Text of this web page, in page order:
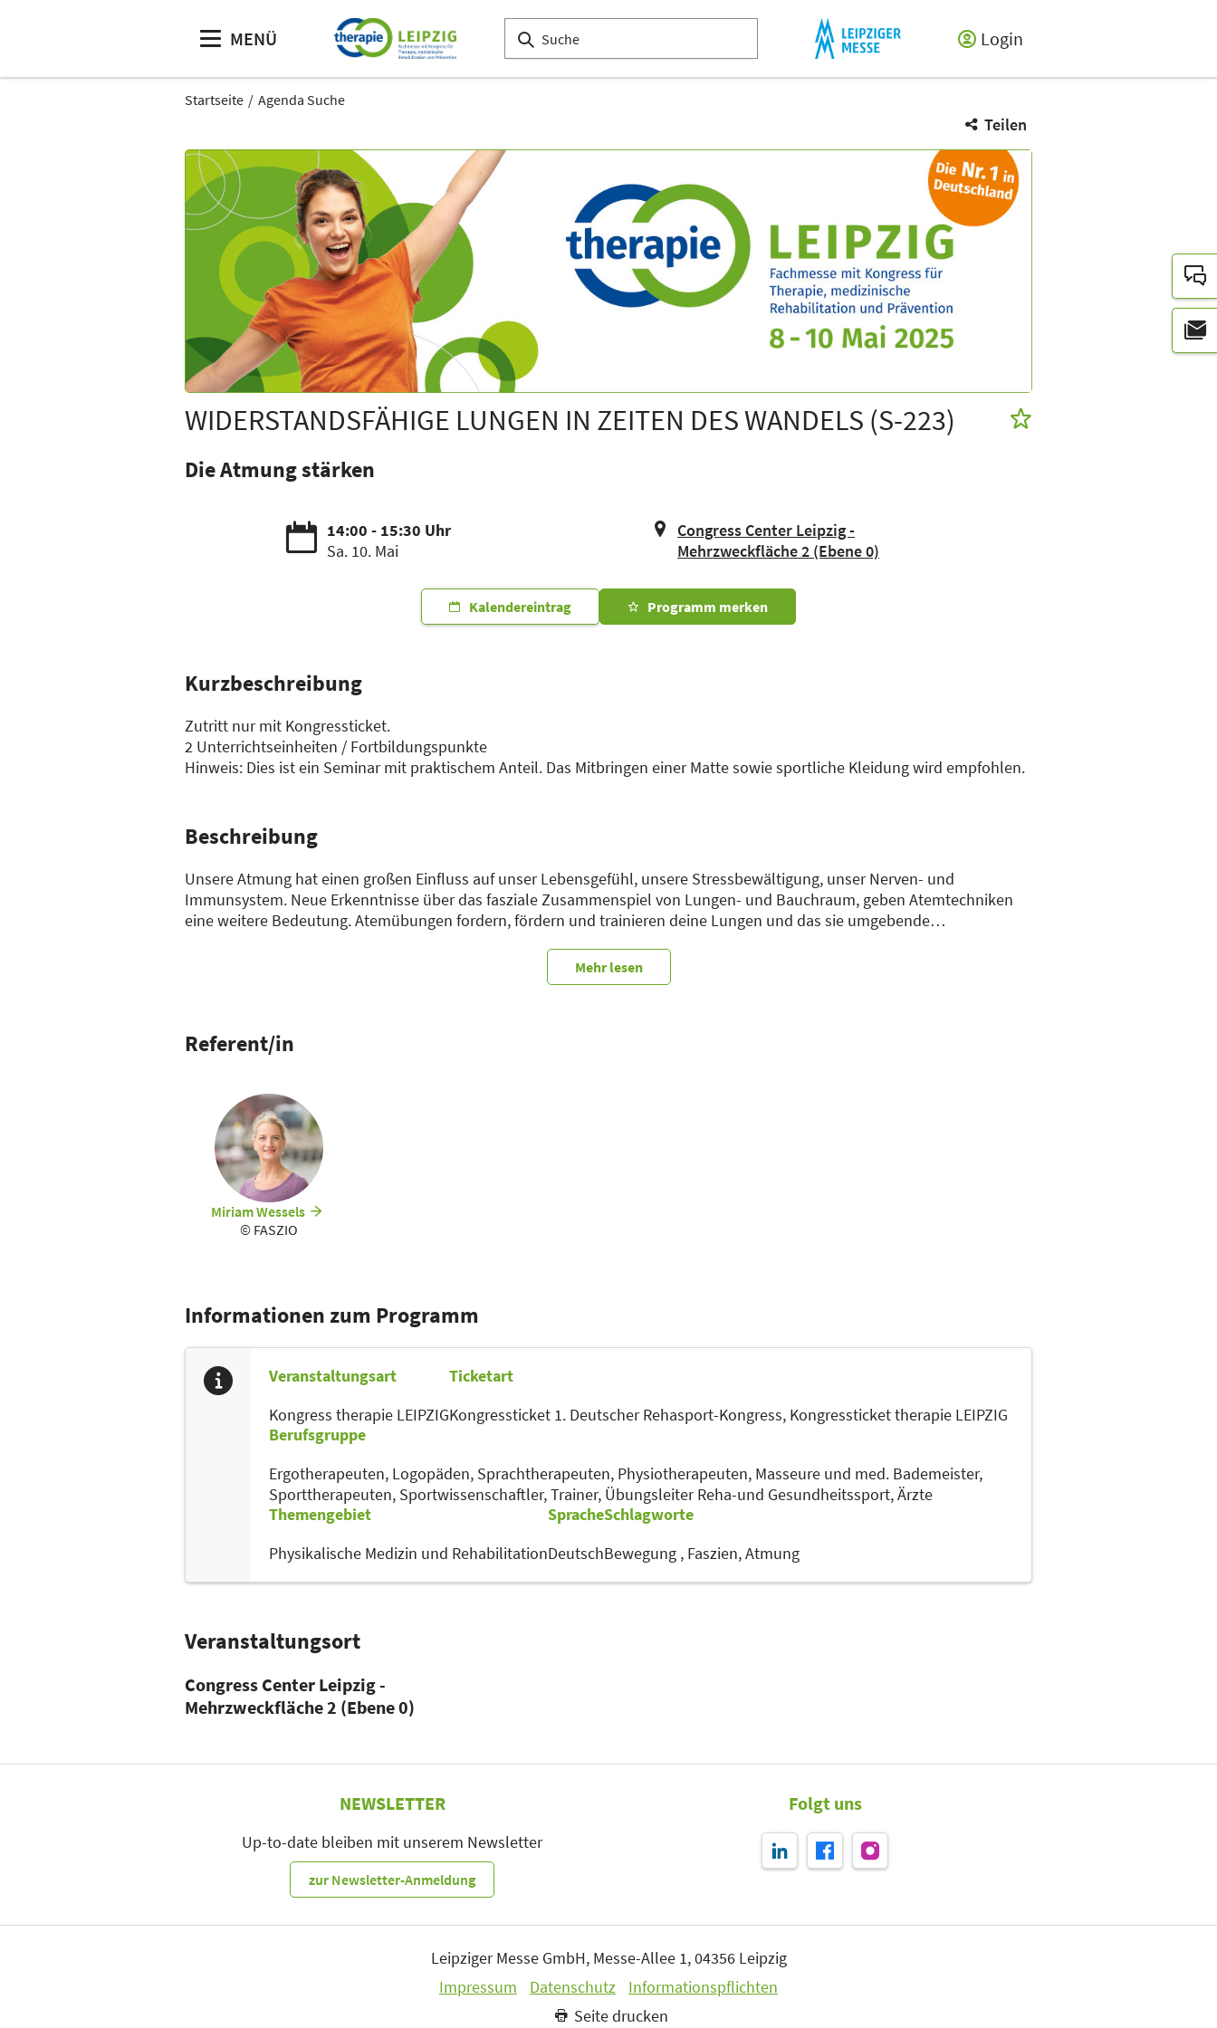
MENÜ Login
Startseite Agenda Suche
Teilen
WIDERSTANDSFÄHIGE LUNGEN IN ZEITEN DES WANDELS (S-223)
Die Atmung stärken
14:00 - 15:30 Uhr
Sa. 10. Mai
Congress Center Leipzig -
Mehrzweckfläche 2 (Ebene 0)
Kalendereintrag Programm merken
Kurzbeschreibung
Zutritt nur mit Kongressticket.
2 Unterrichtseinheiten / Fortbildungspunkte
Hinweis: Dies ist ein Seminar mit praktischem Anteil. Das Mitbringen einer Matte sowie sportliche Kleidung wird empfohlen.
Beschreibung
Unsere Atmung hat einen großen Einfluss auf unser Lebensgefühl, unsere Stressbewältigung, unser Nerven- und
Immunsystem. Neue Erkenntnisse über das fasziale Zusammenspiel von Lungen- und Bauchraum, geben Atemtechniken
eine weitere Bedeutung. Atemübungen fordern, fördern und trainieren deine Lungen und das sie umgebende
körperlicher Balance und innerer Stabilität führt uns mental ins Gleichgewicht und schenkt uns die Fähigkeit flexibel
mitgehen zu können und gleichzeitig stabil in uns zu sein in Zeiten des Wandels. Wir werden zentrale Muskelgruppen in
Mehr lesen
Referent/in
Miriam Wessels
© FASZIO
Informationen zum Programm
Veranstaltungsart
Kongress therapie LEIPZIG
Ticketart
Kongressticket 1. Deutscher Rehasport-Kongress, Kongressticket therapie LEIPZIG
Berufsgruppe
Ergotherapeuten, Logopäden, Sprachtherapeuten, Physiotherapeuten, Masseure und med. Bademeister,
Sporttherapeuten, Sportwissenschaftler,Trainer, Übungsleiter Reha-und Gesundheitssport,Ärzte
Themengebiet
Physikalische Medizin und Rehabilitation
Sprache
Deutsch
Schlagworte
Bewegung , Faszien,Atmung
Veranstaltungsort
Congress Center Leipzig -
Mehrzweckfläche 2 (Ebene 0)
NEWSLETTER
Up-to-date bleiben mit unserem Newsletter
zur Newsletter-Anmeldung
Folgt uns
Leipziger Messe GmbH, Messe-Allee 1, 04356 Leipzig
Impressum
Datenschutz
Informationspflichten
Seite drucken